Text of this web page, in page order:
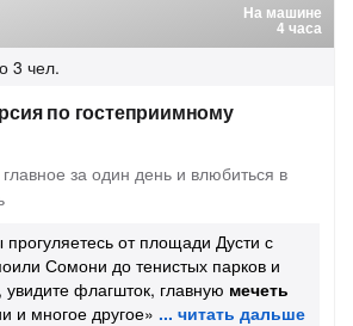
На машине
4 часа
3 чел.
по гостеприимному
за один день и влюбиться в
прогуляетесь от площади Дусти с
Сомони до тенистых парков и
флагшток, главную мечеть
и многое другое»